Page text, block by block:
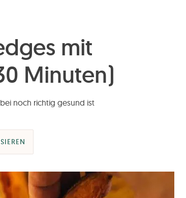
mit
Minuten)
noch richtig gesund ist